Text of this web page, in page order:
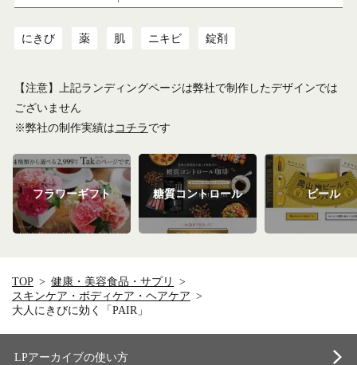
にきび 薬 肌 ニキビ 錠剤
【注意】上記ランディングページは弊社で制作したデザインでは
ございません
※弊社の制作実績はコチラです
フラワーギフト 糖質コントロール ビール
TOP
健康・美容食品・サプリ
スキンケア・ボディケア・ヘアケア
大人にきびに効く「PAIR」
LPアーカイブの使い方